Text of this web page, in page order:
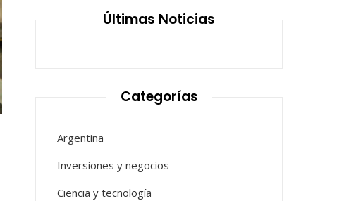
Últimas Noticias
Categorías
Argentina
Inversiones y negocios
Ciencia y tecnología